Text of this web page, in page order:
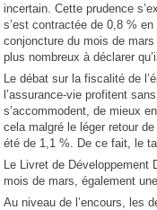
incertain. Cette prudence
s’est contractée de 0,8 %
conjoncture du mois de
plus nombreux à déclarer
Le débat sur la fiscalité de
l’assurance-vie profitent
s’accommodent, de mieux
cela malgré le léger retour
été de 1,1 %. De ce fait, le
Le Livret de Développement
mois de mars, également
Au niveau de l’encours, les